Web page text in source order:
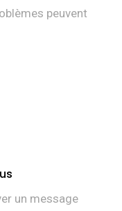
peuvent
un message